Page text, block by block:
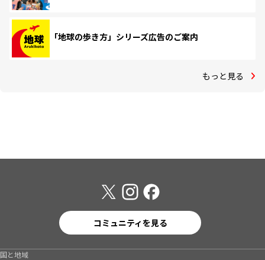
「地球の歩き方」シリーズ広告のご案内
もっと見る
コミュニティを見る
国と地域